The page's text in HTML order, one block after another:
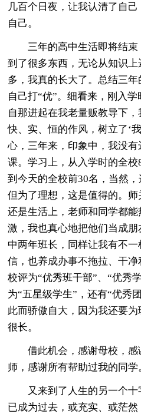
几百个日夜，让我认清了自
自己。
三年的高中生活即将结
到了很多东西，无论从知识
多，我真的长大了。总结三
自己打“优”。细看来，刚入学
自那进起在我老量贩教导下，
快、实、恒的作风，树立了‘
心，三年来，印象中，我没
课。学习上，从入学时的全
到今天的全校前30名，当然
但为了理想，这是值得的。师
还是生活上，老师和同学都
激，我也真心地把他们当成
中两年班长，同样让我有不
信，也养成办事不拖拉、干
校评为“优秀班干部”、“优秀
为“五星级学生”，还有“优秀
此而骄傲自大，因为我还要
很长。
借此机会，感谢母校，
师，感谢所有帮助过我的同学
又来到了人生的另一个
已成为过去，或充实、或茫